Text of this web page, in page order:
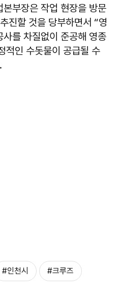
부장은 작업 현장을 방문
진할 것을 당부하면서 “영
를 차질없이 준공해 영종
적인 수돗물이 공급될 수
#인천시 #크루즈